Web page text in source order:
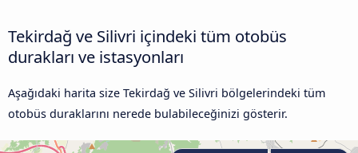
Tekirdağ ve Silivri içindeki tüm otobüs
durakları ve istasyonları
Aşağıdaki harita size Tekirdağ ve Silivri bölgelerindeki tüm
otobüs duraklarını nerede bulabileceğinizi gösterir.